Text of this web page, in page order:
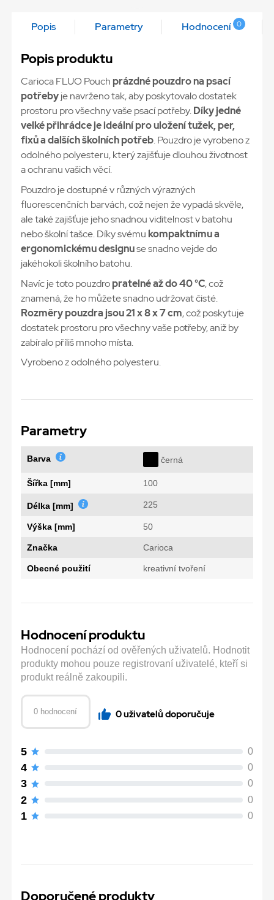
Popis Parametry Hodnocení 0
Popis produktu
Carioca FLUO Pouch prázdné pouzdro na psací
potřebyje navrženo tak, aby poskytovalo dostatek
prostoru pro všechny vaše psací potřeby.Díky jedné
velké přihrádce je ideální pro uložení tužek, per,
fixů a dalších školních potřeb. Pouzdro je vyrobeno z
odolného polyesteru, který zajišťuje dlouhou životnost
a ochranu vašich věcí.
Pouzdro je dostupné v různých výrazných
fluorescenčních barvách, což nejen že vypadá skvěle,
ale také zajišťuje jeho snadnou viditelnost v batohu
nebo školní tašce. Díky svému kompaktnímu a
ergonomickému designuse snadno vejde do
jakéhokoli školního batohu.
Navíc je toto pouzdropratelné až do 40 °C, což
znamená, že ho můžete snadno udržovat čisté.
Rozměry pouzdra jsou 21 x 8 x 7 cm, což poskytuje
dostatek prostoru pro všechny vaše potřeby, aniž by
zabíralo příliš mnoho místa.
Vyrobeno z odolného polyesteru.
Parametry
Barva černá
Šířka [mm] 100
Délka [mm] 225
Výška [mm] 50
Značka Carioca
Obecné použití kreativní tvoření
Hodnocení produktu
Hodnocení pochází od ověřených uživatelů. Hodnotit
produkty mohou pouze registrovaní uživatelé, kteří si
produkt reálně zakoupili.
0 hodnocení 0 uživatelů doporučuje
5 0
4 0
3 0
2 0
1 0
Doporučené produkty